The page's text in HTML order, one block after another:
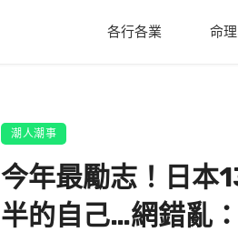
各行各業 命
潮人潮事
今年最勵志！日本
半的自己…網錯亂